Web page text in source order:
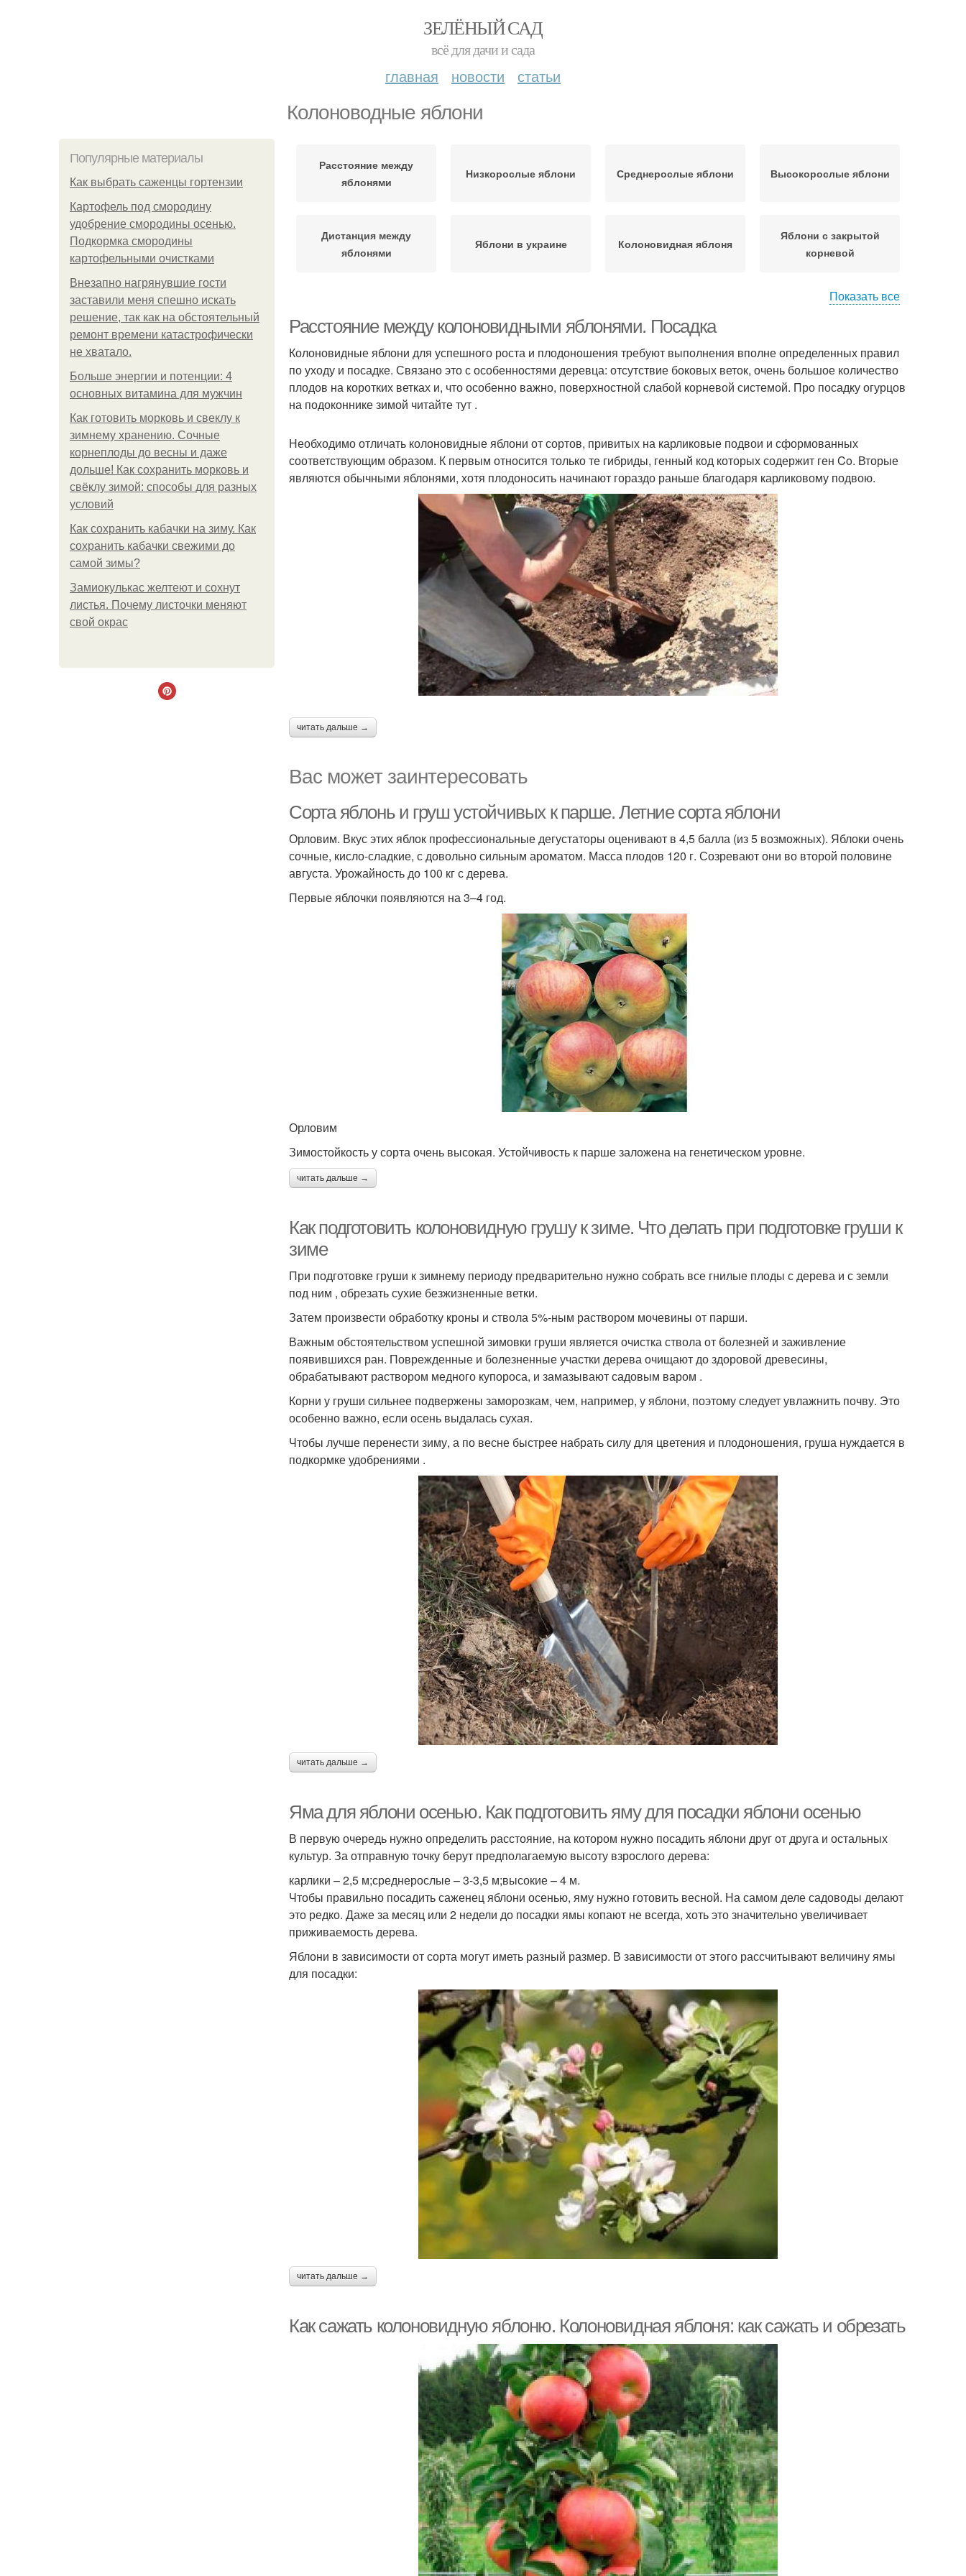
ЗЕЛЁНЫЙ САД
всё для дачи и сада
главная новости статьи
Колоноводные яблони
Популярные материалы
Как выбрать саженцы гортензии
Картофель под смородину
удобрение смородины осенью.
Подкормка смородины
картофельными очистками
Внезапно нагрянувшие гости
заставили меня спешно искать
решение, так как на обстоятельный
ремонт времени катастрофически
не хватало.
Больше энергии и потенции: 4
основных витамина для мужчин
Как готовить морковь и свеклу к
зимнему хранению. Сочные
корнеплоды до весны и даже
дольше! Как сохранить морковь и
свёклу зимой: способы для разных
условий
Как сохранить кабачки на зиму. Как
сохранить кабачки свежими до
самой зимы?
Замиокулькас желтеют и сохнут
листья. Почему листочки меняют
свой окрас
Расстояние между
яблонями
Низкорослые яблони Среднерослые яблони Высокорослые яблони
Дистанция между
яблонями
Яблони в украине Колоновидная яблоня
Яблони с закрытой
корневой
Показать все
Расстояние между колоновидными яблонями. Посадка
Колоновидные яблони для успешного роста и плодоношения требуют выполнения вполне определенных правил
по уходу и посадке. Связано это с особенностями деревца: отсутствие боковых веток, очень большое количество
плодов на коротких ветках и, что особенно важно, поверхностной слабой корневой системой. Про посадку огурцов
на подоконнике зимой читайте тут .
Необходимо отличать колоновидные яблони от сортов, привитых на карликовые подвои и сформованных
соответствующим образом. К первым относится только те гибриды, генный код которых содержит ген Co. Вторые
являются обычными яблонями, хотя плодоносить начинают гораздо раньше благодаря карликовому подвою.
читать дальше →
Вас может заинтересовать
Сорта яблонь и груш устойчивых к парше. Летние сорта яблони
Орловим. Вкус этих яблок профессиональные дегустаторы оценивают в 4,5 балла (из 5 возможных). Яблоки очень
сочные, кисло-сладкие, с довольно сильным ароматом. Масса плодов 120 г. Созревают они во второй половине
августа. Урожайность до 100 кг с дерева.
Первые яблочки появляются на 3–4 год.
Орловим
Зимостойкость у сорта очень высокая. Устойчивость к парше заложена на генетическом уровне.
читать дальше →
Как подготовить колоновидную грушу к зиме. Что делать при подготовке груши к
зиме
При подготовке груши к зимнему периоду предварительно нужно собрать все гнилые плоды с дерева и с земли
под ним , обрезать сухие безжизненные ветки.
Затем произвести обработку кроны и ствола 5%-ным раствором мочевины от парши.
Важным обстоятельством успешной зимовки груши является очистка ствола от болезней и заживление
появившихся ран. Поврежденные и болезненные участки дерева очищают до здоровой древесины,
обрабатывают раствором медного купороса, и замазывают садовым варом .
Корни у груши сильнее подвержены заморозкам, чем, например, у яблони, поэтому следует увлажнить почву. Это
особенно важно, если осень выдалась сухая.
Чтобы лучше перенести зиму, а по весне быстрее набрать силу для цветения и плодоношения, груша нуждается в
подкормке удобрениями .
читать дальше →
Яма для яблони осенью. Как подготовить яму для посадки яблони осенью
В первую очередь нужно определить расстояние, на котором нужно посадить яблони друг от друга и остальных
культур. За отправную точку берут предполагаемую высоту взрослого дерева:
карлики – 2,5 м;среднерослые – 3-3,5 м;высокие – 4 м.
Чтобы правильно посадить саженец яблони осенью, яму нужно готовить весной. На самом деле садоводы делают
это редко. Даже за месяц или 2 недели до посадки ямы копают не всегда, хоть это значительно увеличивает
приживаемость дерева.
Яблони в зависимости от сорта могут иметь разный размер. В зависимости от этого рассчитывают величину ямы
для посадки:
читать дальше →
Как сажать колоновидную яблоню. Колоновидная яблоня: как сажать и обрезать